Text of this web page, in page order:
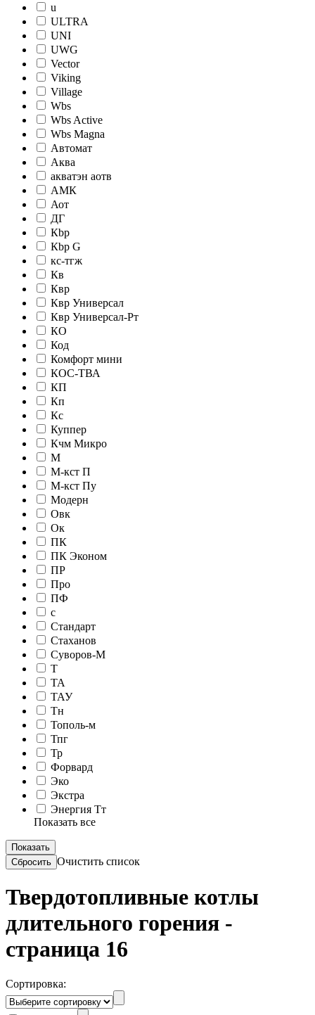
u
ULTRA
UNI
UWG
Vector
Viking
Village
Wbs
Wbs Active
Wbs Magna
Автомат
Аква
акватэн аотв
АМК
Аот
ДГ
Кbр
Кbр G
кc-тгж
Кв
Квр
Квр Универсал
Квр Универсал-Рт
КО
Код
Комфорт мини
КОС-ТВА
КП
Кп
Кс
Куппер
Кчм Микро
М
М-кст П
М-кст Пу
Модерн
Овк
Ок
ПК
ПК Эконом
ПР
Про
ПФ
с
Стандарт
Стаханов
Суворов-М
Т
ТА
ТАУ
Тн
Тополь-м
Тпг
Тр
Форвард
Эко
Экстра
Энергия Тт
Показать все
Очистить список
Твердотопливные котлы
длительного горения -
страница 16
Сортировка: